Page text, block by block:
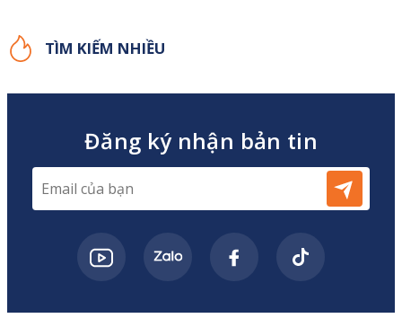
TÌM KIẾM NHIỀU
Đăng ký nhận bản tin